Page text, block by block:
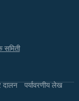
समिती
दालन पर्यावरणीय लेख